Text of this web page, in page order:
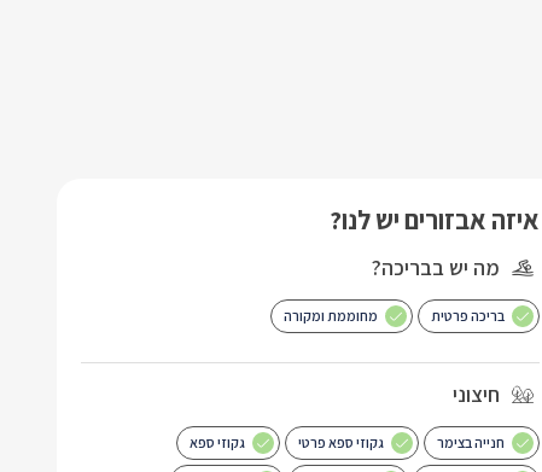
איזה אבזורים יש לנו?
מה יש בבריכה?
בריכה פרטית מחוממת ומקורה
חיצוני
חנייה בצימר גקוזי ספא פרטי גקוזי ספא